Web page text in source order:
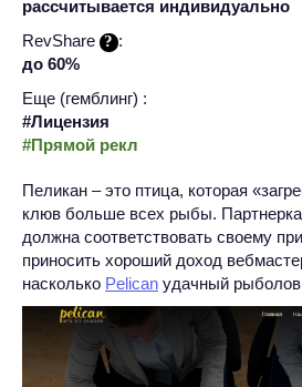
рассчитывается индивидуально
RevShare
:
до 60%
Еще (гемблинг) :
#Лицензия
#Прямой рекл
Пеликан – это птица, которая
клюв больше всех рыбы.
должна соответствовать своему
приносить хороший доход
насколько Pelican удачный рыболов